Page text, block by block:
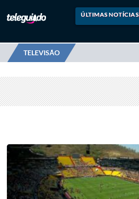
ÚLTIMAS NOTÍCIAS
TELEVISÃO